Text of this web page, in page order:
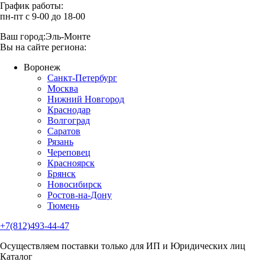
График работы:
пн-пт с 9-00 до 18-00
Ваш город:Эль-Монте
Вы на сайте региона:
Воронеж
Санкт-Петербург
Москва
Нижний Новгород
Краснодар
Волгоград
Саратов
Рязань
Череповец
Красноярск
Брянск
Новосибирск
Ростов-на-Дону
Тюмень
+7(812)493-44-47
Осуществляем поставки только для ИП и Юридических лиц
Каталог